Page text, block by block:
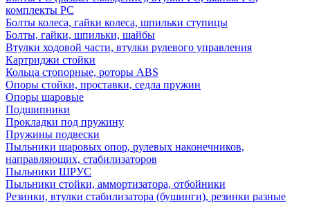
комплекты РС
Болты колеса, гайки колеса, шпильки ступицы
Болты, гайки, шпильки, шайбы
Втулки ходовой части, втулки рулевого управления
Картриджи стойки
Кольца стопорные, роторы ABS
Опоры стойки, проставки, седла пружин
Опоры шаровые
Подшипники
Прокладки под пружину
Пружины подвески
Пыльники шаровых опор, рулевых наконечников,
направляющих, стабилизаторов
Пыльники ШРУС
Пыльники стойки, аммортизатора, отбойники
Резинки, втулки стабилизатора (бушинги), резинки разные